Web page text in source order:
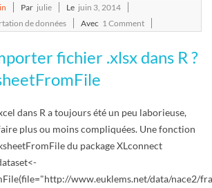
Par julie Le juin 3, 2014
de données Avec 1 Comment
fichier .xlsx dans R ?
dans R a toujours été un peu laborieuse,
plus ou moins compliquées. Une fonction
du package XLconnect
www.euklems.net/data/nace2/